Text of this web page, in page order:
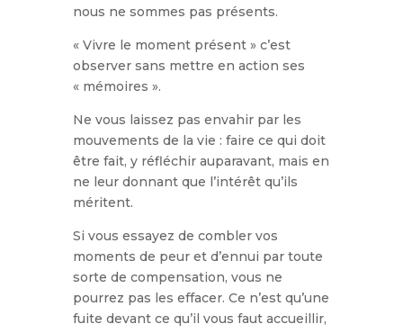
nous ne sommes pas présents.
« Vivre le moment présent » c’est
observer sans mettre en action ses
« mémoires ».
Ne vous laissez pas envahir par les
mouvements de la vie : faire ce qui doit
être fait, y réfléchir auparavant, mais en
ne leur donnant que l’intérêt qu’ils
méritent.
Si vous essayez de combler vos
moments de peur et d’ennui par toute
sorte de compensation, vous ne
pourrez pas les effacer. Ce n’est qu’une
fuite devant ce qu’il vous faut accueillir,